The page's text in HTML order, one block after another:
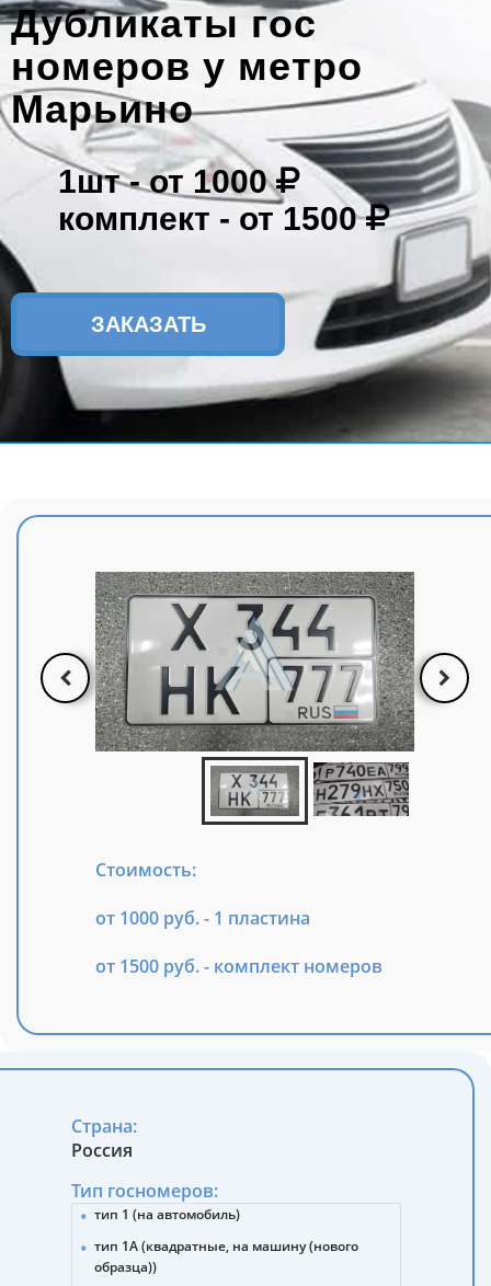
Дубликаты гос
номеров у метро
Марьино
1шт -от 1000
комплект - от 1500
ЗАКАЗАТЬ
Стоимость:
от 1000 руб. - 1 пластина
от 1500 руб. - комплект номеров
Страна:
Россия
Тип госномеров:
тип 1 (на автомобиль)
тип 1А (квадратные, на машину (нового
образца))